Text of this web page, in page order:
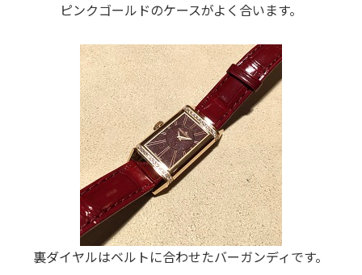
ピンクゴールドのケースがよく合います。
裏ダイヤルはベルトに合わせたバーガンディです。